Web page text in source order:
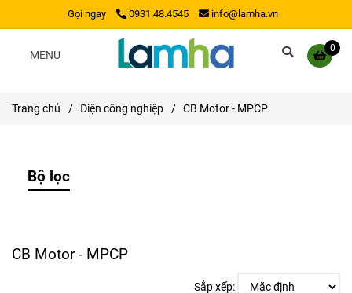
Gọi ngay 0931.48.4545 info@lamha.vn
0
MENU
Trang chủ / Điện công nghiệp / CB Motor - MPCP
Bộ lọc
CB Motor - MPCP
Sắp xếp: